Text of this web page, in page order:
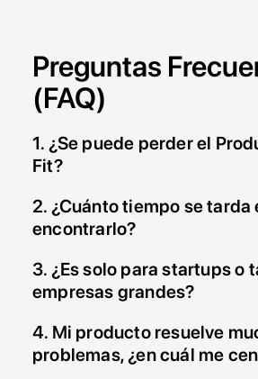
Preguntas
(FAQ)
1. ¿Se puede perder el
Fit?
2. ¿Cuánto tiempo se tarda
encontrarlo?
3. ¿Es solo para startups o
empresas grandes?
4. Mi producto resuelve
problemas, ¿en cuál me